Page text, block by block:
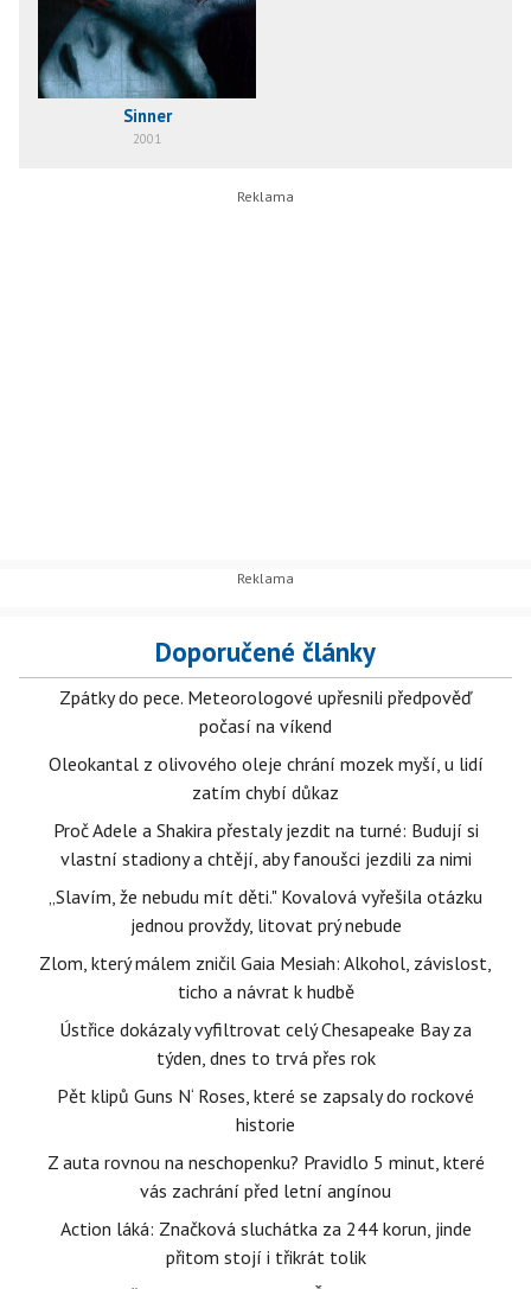
Sinner
2001
Doporučené články
Zpátky do pece. Meteorologové upřesnili předpověď
počasí na víkend
Oleokantal z olivového oleje chrání mozek myší, u lidí
zatím chybí důkaz
Proč Adele a Shakira přestaly jezdit na turné: Budují si
vlastní stadiony a chtějí, aby fanoušci jezdili za nimi
„Slavím, že nebudu mít děti." Kovalová vyřešila otázku
jednou provždy, litovat prý nebude
Zlom, který málem zničil Gaia Mesiah: Alkohol, závislost,
ticho a návrat k hudbě
Ústřice dokázaly vyfiltrovat celý Chesapeake Bay za
týden, dnes to trvá přes rok
Pět klipů Guns N‘ Roses, které se zapsaly do rockové
historie
Z auta rovnou na neschopenku? Pravidlo 5 minut, které
vás zachrání před letní angínou
Action láká: Značková sluchátka za 244 korun, jinde
přitom stojí i třikrát tolik